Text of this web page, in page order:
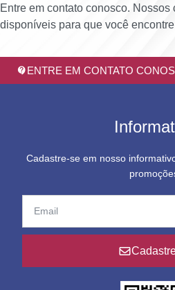
Entre em contato conosco.
disponíveis para que você
ENTRE EM CONTATO
Cadastre-se em nosso